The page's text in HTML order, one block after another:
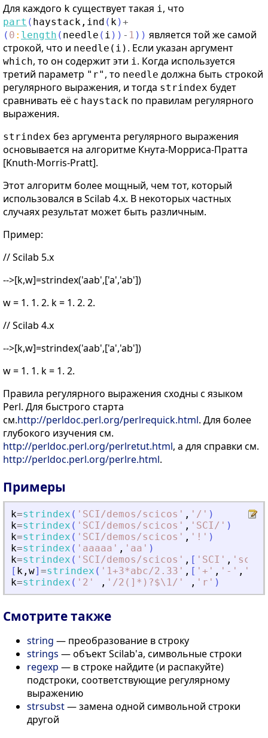
Для каждого k существует такая i, что
part ( haystack , ind ( k)+
( 0 : length ( needle ( i ) ) - 1 ) ) является той же самой
строкой, что и needle(i) . Если указан аргумент
which, то он содержит эти i. Когда используется
третий параметр "r" , то needle должна быть строкой
регулярного выражения, и тогда strindex будет
сравнивать её с haystack по правилам регулярного
выражения.
strindex без аргумента регулярного выражения
основывается на алгоритме Кнута-Морриса-Пратта
[Knuth-Morris-Pratt].
Этот алгоритм более мощный, чем тот, который
использовался в Scilab 4.x. В некоторых частных
случаях результат может быть различным.
Пример:
// Scilab 5.x
-->[k,w]=strindex('aab',['a','ab'])
w = 1. 1. 2. k = 1. 2. 2.
// Scilab 4.x
-->[k,w]=strindex('aab',['a','ab'])
w = 1. 1. k = 1. 2.
Правила регулярного выражения сходны с языком
Perl. Для быстрого старта
см.http://perldoc.perl.org/perlrequick.html. Для более
глубокого изучения см.
http://perldoc.perl.org/perlretut.html, а для справки см.
http://perldoc.perl.org/perlre.html.
Примеры
k=strindex ( ' SCI/demos/scicos ' , ' / ' )
k=strindex ( ' SCI/demos/scicos ' , ' SCI/ ' )
k=strindex ( ' SCI/demos/scicos ' , ' ! ' )
k=strindex ( ' aaaaa ' , ' aa ' )
k=strindex ( ' SCI/demos/scicos ' , [ ' SCI ' , ' sci
[ k , w] =strindex ( ' 1+3*abc/2.33 ' , [ ' + ' , ' - ' , '
k=strindex ( ' 2 ' , ' /2(]*)?$\1/ ' , ' r ' )
Смотрите также
string — преобразование в строку
strings — объект Scilab'а, символьные строки
regexp — в строке найдите (и распакуйте)
подстроки, соответствующие регулярному
выражению
strsubst— замена одной символьной строки
другой